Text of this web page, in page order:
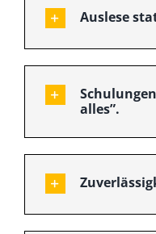
Auslese
alles”.